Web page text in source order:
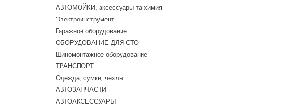
АВТОМОЙКИ, аксессуары та химия
Электроинструмент
Гаражное оборудование
ОБОРУДОВАНИЕ ДЛЯ СТО
Шиномонтажное оборудование
ТРАНСПОРТ
Одежда, сумки, чехлы
АВТОЗАПЧАСТИ
АВТОАКСЕССУАРЫ